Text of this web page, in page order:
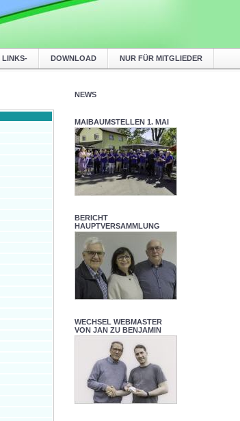
LINKS- DOWNLOAD NUR FÜR MITGLIEDER
NEWS
MAIBAUMSTELLEN 1. MAI
BERICHT
HAUPTVERSAMMLUNG
WECHSEL WEBMASTER
VON JAN ZU BENJAMIN